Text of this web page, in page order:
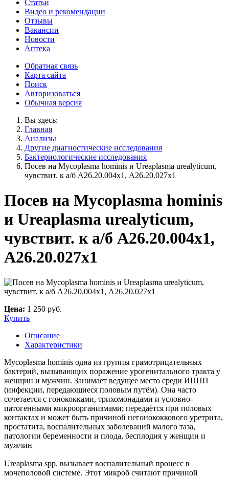
Статьи
Видео и рекомендации
Отзывы
Вакансии
Новости
Аптека
Обратная связь
Карта сайта
Поиск
Авторизоваться
Обычная версия
Вы здесь:
Главная
Анализы
Другие диагностические исследования
Бактериологические исследования
Посев на Mycoplasma hominis и Ureaplasma urealyticum,
чувствит. к а/б A26.20.004х1, A26.20.027х1
Посев на Mycoplasma hominis
и Ureaplasma urealyticum,
чувствит. к а/б A26.20.004х1,
A26.20.027х1
Цена: 1 250 руб.
Купить
Описание
Характеристики
Mycoplasma hominis одна из группы грамотрицательных
бактерий, вызывающих поражение урогенитального тракта у
женщин и мужчин. Занимает ведущее место среди ИППП
(инфекции, передающиеся половым путём). Она часто
сочетается с гонококками, трихомонадами и условно-
патогенными микроорганизмами; передаётся при половых
контактах и может быть причиной негонококкового уретрита,
простатита, воспалительных заболеваний малого таза,
патологии беременности и плода, бесплодия у женщин и
мужчин
Ureaplasma spp. вызывает воспалительный процесс в
мочеполовой системе. Этот микроб считают причиной